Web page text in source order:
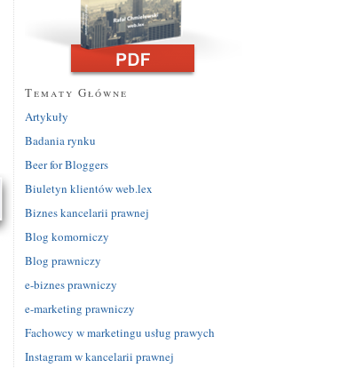
Tematy Główne
Artykuły
Badania rynku
Beer for Bloggers
Biuletyn klientów web.lex
Biznes kancelarii prawnej
Blog komorniczy
Blog prawniczy
e-biznes prawniczy
e-marketing prawniczy
Fachowcy w marketingu usług prawych
Instagram w kancelarii prawnej